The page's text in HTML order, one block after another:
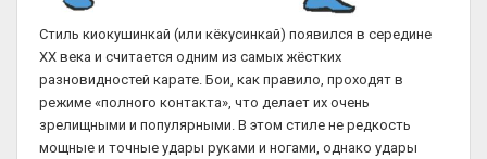
Стиль киокушинкай (или кёкусинкай) появился в середине
XX века и считается одним из самых жёстких
разновидностей карате. Бои, как правило, проходят в
режиме «полного контакта», что делает их очень
зрелищными и популярными. В этом стиле не редкость
мощные и точные удары руками и ногами, однако удары